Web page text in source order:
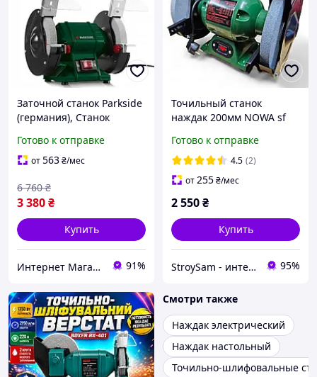
Заточной станок Parkside
(германия), Станок
настольный, Станок
наждак, MTS
Готово к отправке
от563₴/мес
3 380₴
6 760 ₴
Купить
Интернет Магазин "StepShop" 91%
Точильный станок
наждак 200мм NOWA sf
Готово к отправке
4.5 (2)
от255₴/мес
2 550₴
Купить
StroySam - интернет магазин инструментов 95%
Смотри также
Наждак электрический
Наждак настольный
Точильно-шлифовальные